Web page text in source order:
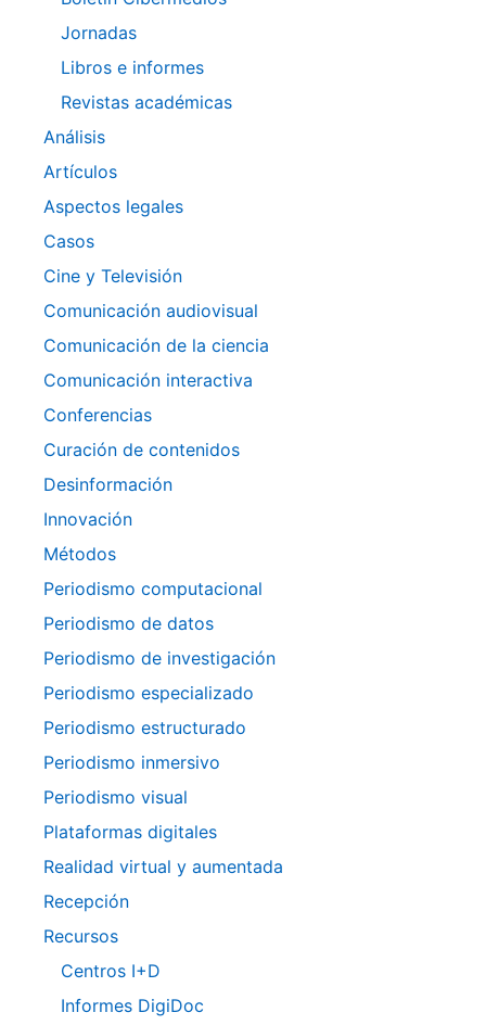
Jornadas
Libros e informes
Revistas académicas
Análisis
Artículos
Aspectos legales
Casos
Cine y Televisión
Comunicación audiovisual
Comunicación de la ciencia
Comunicación interactiva
Conferencias
Curación de contenidos
Desinformación
Innovación
Métodos
Periodismo computacional
Periodismo de datos
Periodismo de investigación
Periodismo especializado
Periodismo estructurado
Periodismo inmersivo
Periodismo visual
Plataformas digitales
Realidad virtual y aumentada
Recepción
Recursos
Centros I+D
Informes DigiDoc